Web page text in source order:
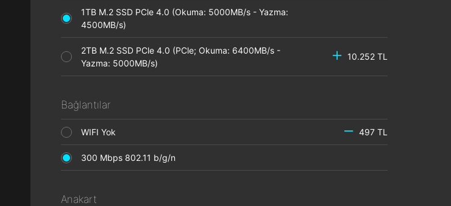
1TB M.2 SSD PCle 4.0 (Okuma: 5000MB/s - Yazma:
4500MB/s)
2TB M.2 SSD PCle 4.0 (PCle; Okuma: 6400MB/s -
Yazma: 5000MB/s)
10.252 TL
Bağlantılar
WIFI Yok 497 TL
300 Mbps 802.11 b/g/n
Anakart